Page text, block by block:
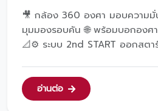
🎥 กล้อง 360 องศา มอบความ
มุมมองรอบคัน 🌐 พร้อมบอกองศ
📐⚙️ ระบบ 2nd START ออกสตา
ควบคุมเฟืองท้ายอัตโนมัติ ล็อกเ
หล่ม 🛞 กระจายแรงบิดให้รถไปต่
ถนนไม่ว่าจะ...
อ่านต่อ